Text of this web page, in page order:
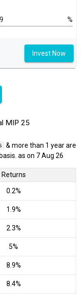
%
Invest Now
MIP 25
& more than 1 year are
as on 7 Aug 26
Returns
0.2%
1.9%
2.3%
5%
8.9%
8.4%